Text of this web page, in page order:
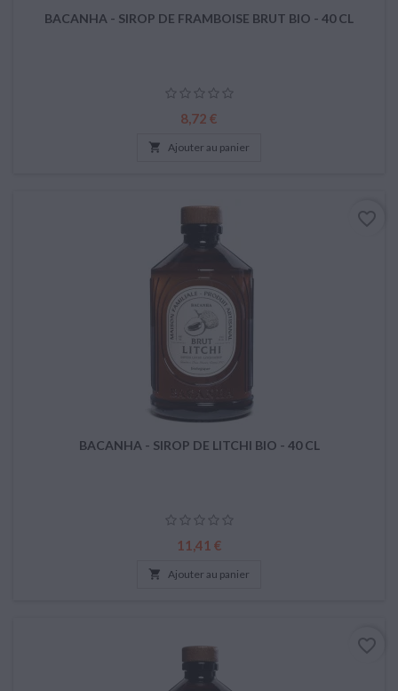
BACANHA - SIROP DE FRAMBOISE BRUT BIO - 40 CL
Prix
8,72 €
 Ajouter au panier
BACANHA - SIROP DE LITCHI BIO - 40 CL
Prix
11,41 €
 Ajouter au panier
favorite_border
favorite_border